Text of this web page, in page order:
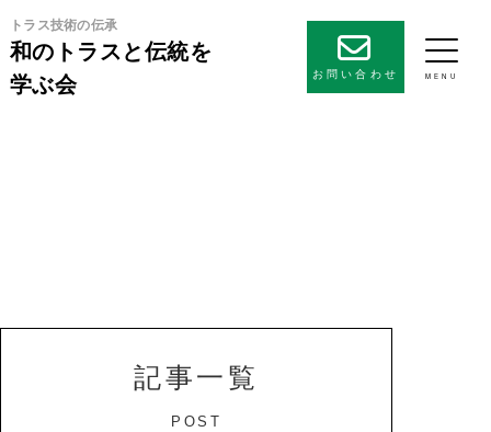
トラス技術の伝承
和のトラスと伝統を
学ぶ会
お問い合わせ
記事一覧
POST